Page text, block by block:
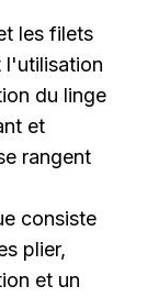
les filets
l'utilisation
du linge
et
rangent
consiste
plier,
et un